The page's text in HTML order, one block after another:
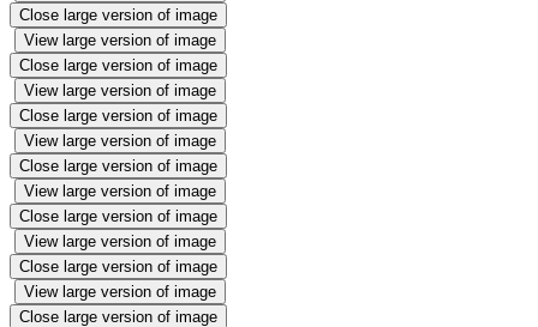
Close large version of image
View large version of image
Close large version of image
View large version of image
Close large version of image
View large version of image
Close large version of image
View large version of image
Close large version of image
View large version of image
Close large version of image
View large version of image
Close large version of image